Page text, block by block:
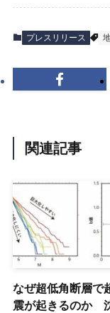
プレスリリース
関連記事
なぜ超低角断層で
震が起きるのか